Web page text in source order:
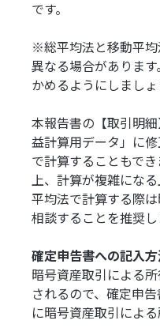
です。
※総平均法と移動平
異なる場合がありま
かめるようにしましょ
本報告書の【取引明
益計算用データ」に
で計算することもで
上、計算が複雑にな
平均法で計算する際
相談することを推奨し
確定申告書への記入
暗号資産取引による
されるので、確定申
に暗号資産取引によ